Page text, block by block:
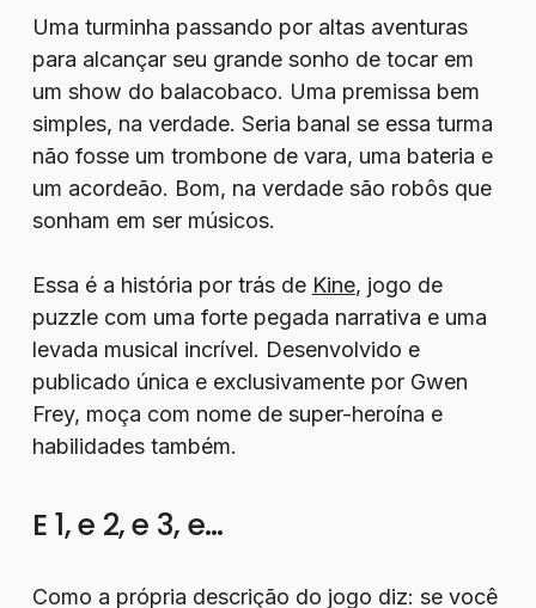
Uma turminha passando por altas aventuras
para alcançar seu grande sonho de tocar em
um show do balacobaco. Uma premissa bem
simples, na verdade. Seria banal se essa turma
não fosse um trombone de vara, uma bateria e
um acordeão. Bom, na verdade são robôs que
sonham em ser músicos.
Essa é a história por trás de Kine, jogo de
puzzle com uma forte pegada narrativa e uma
levada musical incrível. Desenvolvido e
publicado única e exclusivamente por Gwen
Frey, moça com nome de super-heroína e
habilidades também.
E 1, e 2, e 3, e…
Como a própria descrição do jogo diz: se você